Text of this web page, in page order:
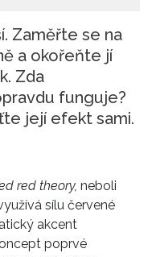
Zaměřte se na
a okořeňte jí
Zda
funguje?
její efekt sami.
red theory, neboli
sílu červené
akcent
poprvé